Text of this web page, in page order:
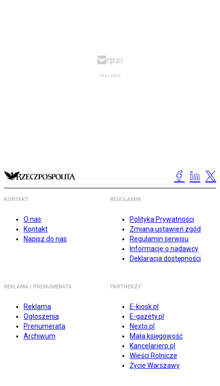
KONTAKT
O nas
Kontakt
Napisz do nas
REGULAMIN
Polityka Prywatności
Zmiana ustawień zgód
Regulamin serwisu
Informacje o nadawcy
Deklaracja dostępności
REKLAMA I PRENUMERATA
Reklama
Ogłoszenia
Prenumerata
Archiwum
PARTNERZY
E-kiosk.pl
E-gazety.pl
Nexto.pl
Mała księgowość
Kancelarierp.pl
Wieści Rolnicze
Życie Warszawy